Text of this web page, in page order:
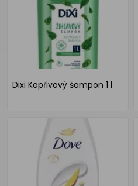
Dixi Kopřivový šampon 1 l